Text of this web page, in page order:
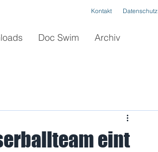
Kontakt Datenschutz
Doc Swim Archiv
eint